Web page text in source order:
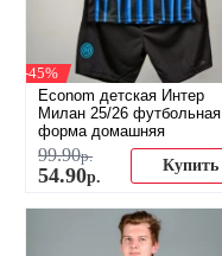
-45%
Econom детская Интер
Милан 25/26 футбольная
форма домашняя
99.90р.
54.90р.
Купить